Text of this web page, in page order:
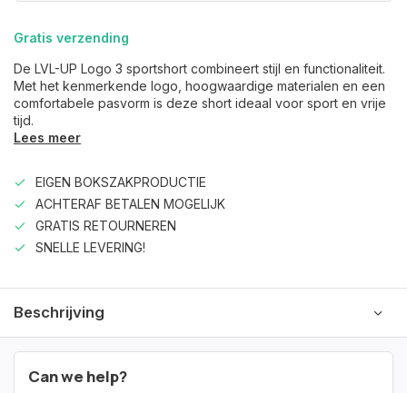
Gratis verzending
De LVL-UP Logo 3 sportshort combineert stijl en functionaliteit.
Met het kenmerkende logo, hoogwaardige materialen en een
comfortabele pasvorm is deze short ideaal voor sport en vrije
tijd.
Lees meer
EIGEN BOKSZAKPRODUCTIE
ACHTERAF BETALEN MOGELIJK
GRATIS RETOURNEREN
SNELLE LEVERING!
Beschrijving
Can we help?